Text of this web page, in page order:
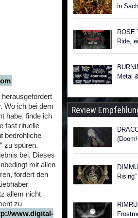
Wo ich bei dem
habe, finde ich
fast rituelle
bedrohliche
zu spüren.
bei. Dieses
mit allen
fordert den
allem nicht
zu
www.digital-
in
ROSE
Ride,
Metal
Review